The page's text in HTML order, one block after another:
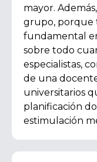
mayor.
grupo, porque
fundamental
sobre todo
especialistas,
de una
universitarios
planificación
estimulación